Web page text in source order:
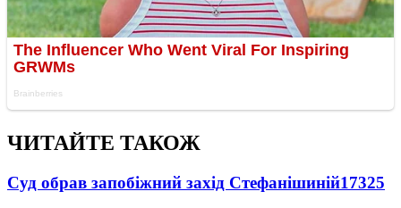
ЧИТАЙТЕ ТАКОЖ
Суд обрав запобіжний захід Стефанішиній17325